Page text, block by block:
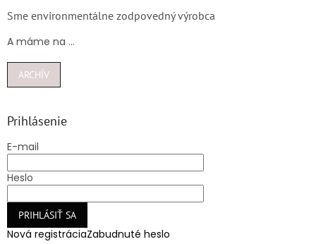
Sme environmentálne zodpovedný výrobca
A máme na ...
ARCHÍV
Prihlásenie
E-mail
Heslo
PRIHLÁSIŤ SA
Nová registráciaZabudnuté heslo